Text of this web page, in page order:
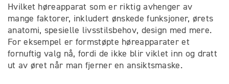
Hvilket høreapparat som er riktig avhenger av
mange faktorer, inkludert ønskede funksjoner, ørets
anatomi, spesielle livsstilsbehov, design med mere.
For eksempel er formstøpte høreapparater et
fornuftig valg nå, fordi de ikke blir viklet inn og dratt
ut av øret når man fjerner en ansiktsmaske.